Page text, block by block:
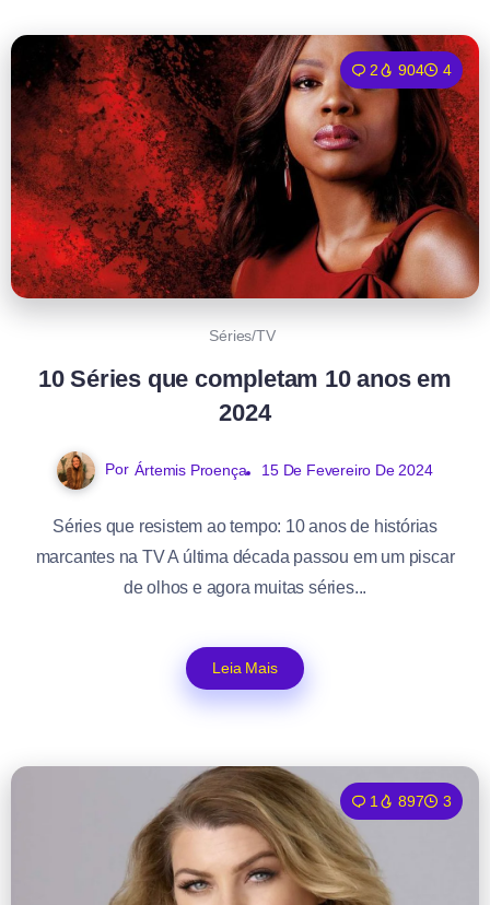
2 904 4
Séries/TV
10 Séries que completam 10 anos em
2024
Por Ártemis Proença 15 De Fevereiro De 2024
Séries que resistem ao tempo: 10 anos de histórias
marcantes na TV A última década passou em um piscar
de olhos e agora muitas séries...
Leia Mais
1 897 3